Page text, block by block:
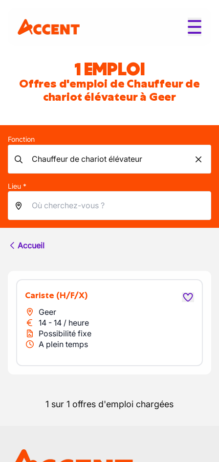
1 EMPLOI
Offres d'emploi de Chauffeur de
chariot élévateur à Geer
Fonction
Lieu *
Accueil
Cariste (H/F/X)
Geer
14 - 14 / heure
Possibilité fixe
A plein temps
1 sur 1 offres d'emploi chargées